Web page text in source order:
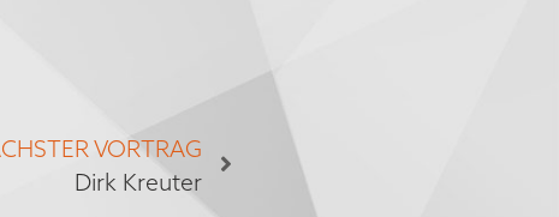
VORTRAG
Dirk Kreuter